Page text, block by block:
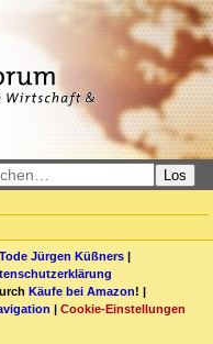
Los
Jürgen Küßners |
Käufe bei Amazon! |
| Cookie-Einstellungen